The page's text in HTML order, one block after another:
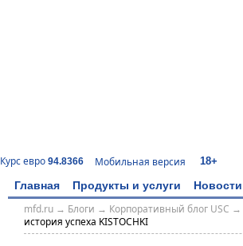
Курс евро 94.8366 Мобильная версия 18+
Главная Продукты и услуги Новости
mfd.ru→ Блоги → Корпоративный блог USC →
история успеха KISTOCHKI